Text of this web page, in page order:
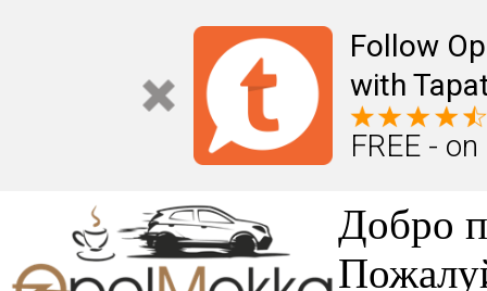
Follow
with
FREE -
Добро